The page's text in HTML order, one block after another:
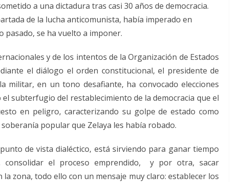
a una dictadura tras casi 30 años de democracia.
de la lucha anticomunista, había imperado en
pasado, se ha vuelto a imponer.
y de los intentos de la Organización de Estados
el diálogo el orden constitucional, el presidente de
militar, en un tono desafiante, ha convocado elecciones
subterfugio del restablecimiento de la democracia que el
en peligro, caracterizando su golpe de estado como
popular que Zelaya les había robado.
de vista dialéctico, está sirviendo para ganar tiempo
el proceso emprendido, y por otra, sacar
zona, todo ello con un mensaje muy claro: establecer los